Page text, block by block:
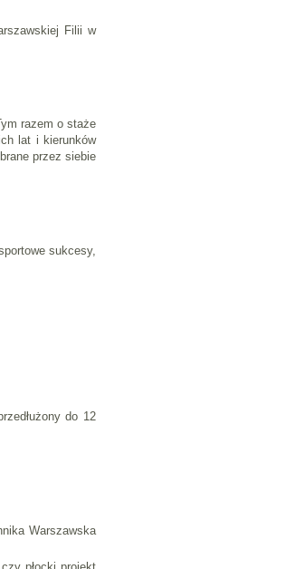
Filii w
razem o staże
lat i kierunków
przez siebie
sukcesy,
do 12
Warszawska